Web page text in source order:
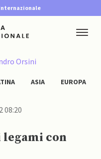
Orsini
ASIA EUROPA
08:20
legami con